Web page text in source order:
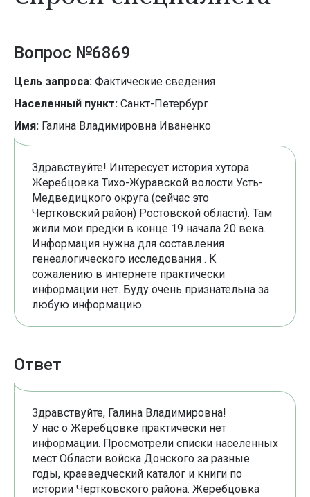
Вопрос №6869
Цель запроса: Фактические сведения
Населенный пункт: Санкт-Петербург
Имя: Галина Владимировна Иваненко
Здравствуйте! Интересует история хутора
Жеребцовка Тихо-Журавской волости Усть-
Медведицкого округа (сейчас это
Чертковский район) Ростовской области). Там
жили мои предки в конце 19 начала 20 века.
Информация нужна для составления
генеалогического исследования . К
сожалению в интернете практически
информации нет. Буду очень признательна за
любую информацию.
Ответ
Здравствуйте, Галина Владимировна!
У нас о Жеребцовке практически нет
информации. Просмотрели списки населенных
мест Области войска Донского за разные
годы, краеведческий каталог и книги по
истории Чертковского района. Жеребцовка